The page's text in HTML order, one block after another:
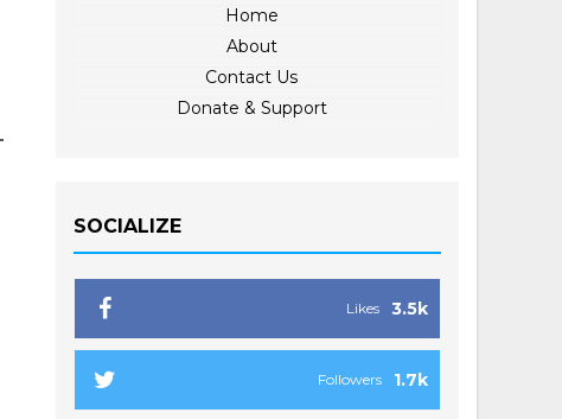
Home
About
Contact Us
Donate & Support
SOCIALIZE
3.5k
Likes
1.7k
Followers